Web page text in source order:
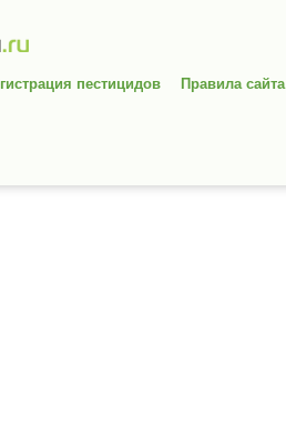
пестицидов Правила сайта